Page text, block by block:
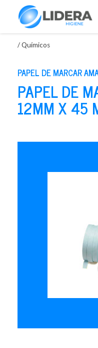
/Químicos
PAPEL DE MARCAR
PAPEL DE
12MM X 45